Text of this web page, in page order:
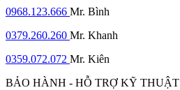
0968.123.666 Mr. Bình
0379.260.260 Mr. Khanh
0359.072.072 Mr. Kiên
BẢO HÀNH - HỖ TRỢ KỸ THUẬT